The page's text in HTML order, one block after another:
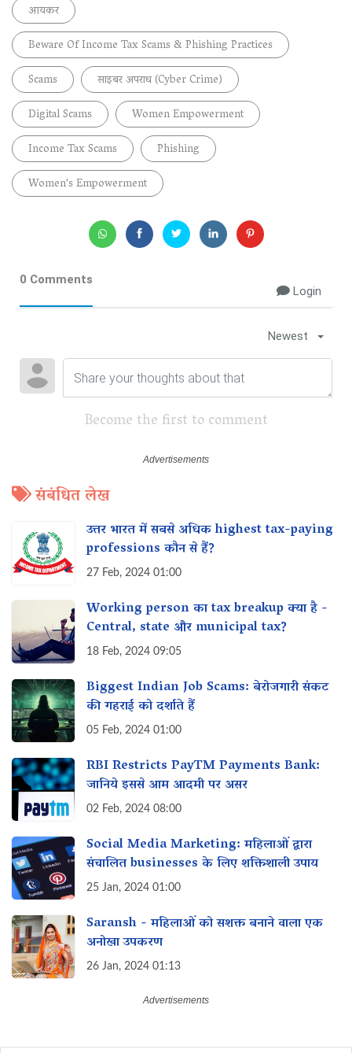
आयकर
Beware Of Income Tax Scams & Phishing Practices
Scams
साइबर अपराध (cyber Crime)
Digital Scams
Women Empowerment
Income Tax Scams
Phishing
Women's Empowerment
0 Comments
Login
Newest
Become the first to comment
संबंधित लेख
उत्तर भारत में सबसे अधिक highest tax-paying
professions कौन से हैं?
27 Feb, 2024 01:00
Working person का tax breakup क्या है -
Central, state और municipal tax?
18 Feb, 2024 09:05
Biggest Indian Job Scams: बेरोजगारी संकट
की गहराई को दर्शाते हैं
05 Feb, 2024 01:00
RBI Restricts PayTM Payments Bank:
जानिये इससे आम आदमी पर असर‌
02 Feb, 2024 08:00
Social Media Marketing: महिलाओं द्वारा
संचालित businesses के लिए शक्तिशाली उपाय‌
25 Jan, 2024 01:00
Saransh - महिलाओं को सशक्त बनाने वाला एक
अनोखा उपकरण
26 Jan, 2024 01:13